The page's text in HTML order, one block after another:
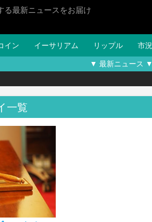
る最新ニュースをお届け
イン イーサリアム リップル 市況
▼ 最新ニュース ▼
一覧